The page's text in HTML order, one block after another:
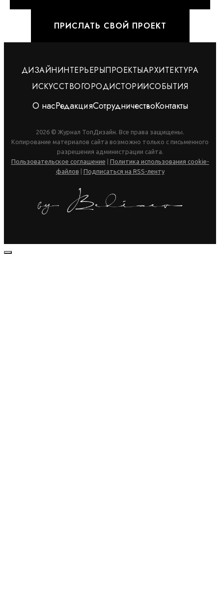
ПРИСЛАТЬ СВОЙ ПРОЕКТ
ДИЗАЙНИНТЕРЬЕРЫПРОЕКТЫАРХИТЕКТУРА
ИСКУССТВОГОРОДИСТОРИИСОБЫТИЯ
О насРедакцияСотрудничествоКонтакты
2026 © Журнал ТопДизайн. Все права защищены.
Копирование материалов сайта возможно только с письменного
разрешения администрации сайта.
Пользовательское соглашение
Политика использования cookie-
файлов
Подписаться на RSS-ленту